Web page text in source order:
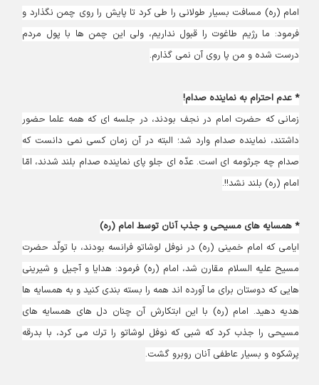
امام (ره) مسافت بسيار طولانى را طى كرد تا پايش را روى چمن نگذارد و
فرمود: ما رژيم طاغوت را قبول نداريم، ولى اين چمن ‏ها با پول مردم
درست شده و من پا روى آن نمى‏ گذارم.
* عدم احترام به نماینده صدام!
زمانى كه حضرت امام در نجف بودند، در جلسه ‏اى كه همه علما حضور
داشتند، نماينده صدام وارد شد؛ البته در آن زمان كسى نمى ‏دانست كه
صدام چه جرثومه ‏اى است. عدّه ‏اى جلو پاى نماينده صدام بلند شدند، امّا
امام (ره) بلند نشد!!.
* همسایه های مسیحی و جذب آنان توسط امام (ره)
ايامى كه امام خمينى (ره) در نوفل لوشاتو فرانسه بودند، با تولّد حضرت
مسيح عليه السلام مقارن شد، امام (ره) فرمود: هدايا و آجيل و شيرينى
‏هايى كه دوستان براى ما آورده ‏اند همه را بسته ‏بندى كنيد و به همسايه ‏ها
هديه دهيد. امام (ره) با اين ابتكارش آن چنان دل هاى همسايه ‏هاى
مسيحى را جذب كرد كه شبى‏ كه نوفل لوشاتو را ترك مى ‏كرد، با بدرقه
پرشكوه و بسيار عاطفى آنان روبرو گشت.